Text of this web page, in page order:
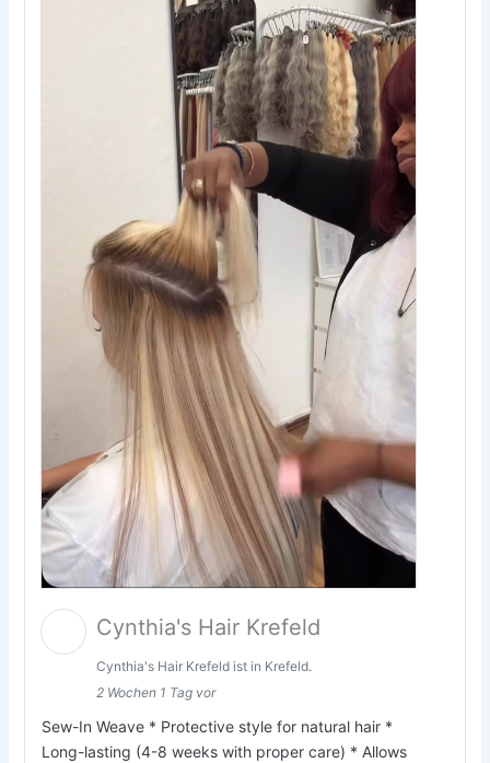
Cynthia's Hair Krefeld
Cynthia's Hair Krefeld ist in Krefeld.
2 Wochen 1 Tag vor
Sew-In Weave * Protective style for natural hair *
Long-lasting (4-8 weeks with proper care) * Allows